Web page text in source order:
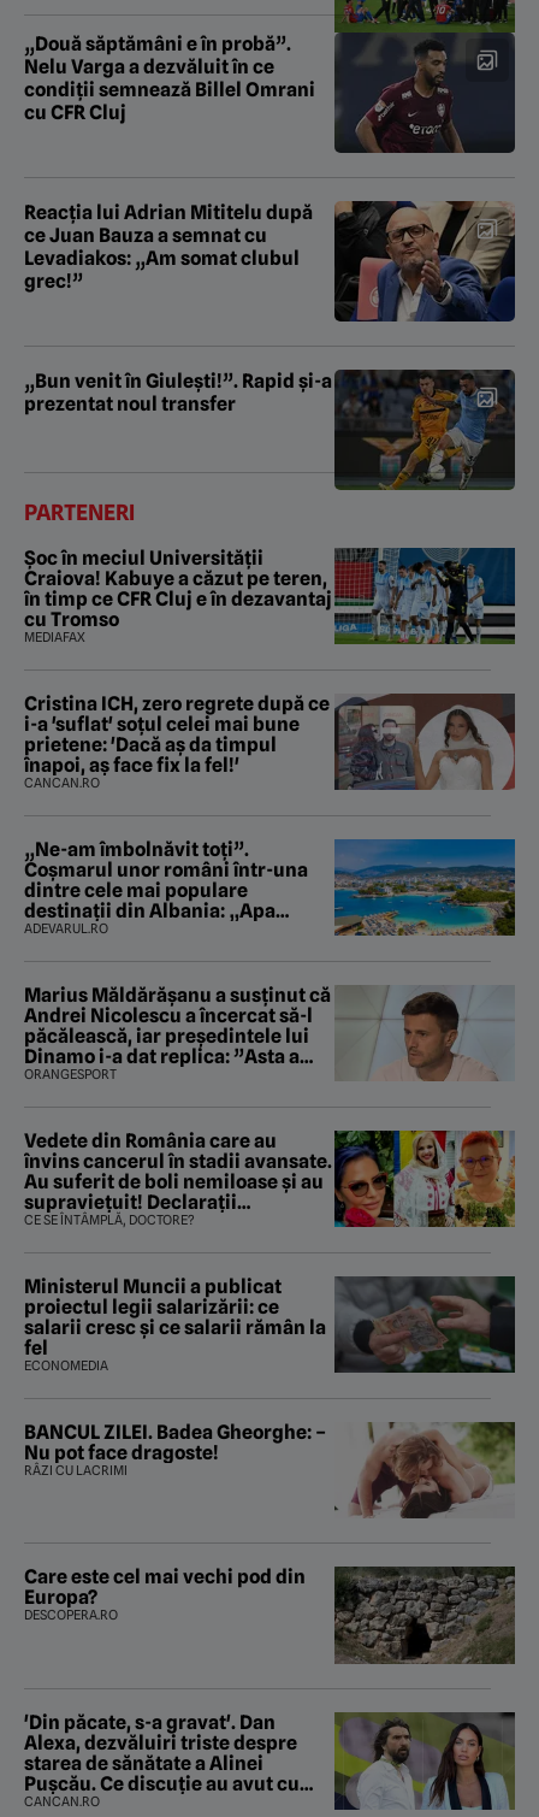
„Două săptămâni e în probă”.
Nelu Varga a dezvăluit în ce
condiții semnează Billel Omrani
cu CFR Cluj
Reacția lui Adrian Mititelu după
ce Juan Bauza a semnat cu
Levadiakos: „Am somat clubul
grec!”
„Bun venit în Giulești!”. Rapid și-a
prezentat noul transfer
PARTENERI
Șoc în meciul Universității
Craiova! Kabuye a căzut pe teren,
în timp ce CFR Cluj e în dezavantaj
cu Tromso
MEDIAFAX
Cristina ICH, zero regrete după ce
i-a 'suflat' soțul celei mai bune
prietene: 'Dacă aș da timpul
înapoi, aș face fix la fel!'
CANCAN.RO
„Ne-am îmbolnăvit toți”.
Coșmarul unor români într-una
dintre cele mai populare
destinații din Albania: „Apa
mirosea a canalizare”
ADEVARUL.RO
Marius Măldărăşanu a susţinut că
Andrei Nicolescu a încercat să-l
păcălească, iar preşedintele lui
Dinamo i-a dat replica: ”Asta a
fost istoria”
ORANGESPORT
Vedete din România care au
învins cancerul în stadii avansate.
Au suferit de boli nemiloase şi au
supravieţuit! Declarații
sfâșietoare
CE SE ÎNTÂMPLĂ, DOCTORE?
Ministerul Muncii a publicat
proiectul legii salarizării: ce
salarii cresc și ce salarii rămân la
fel
ECONOMEDIA
BANCUL ZILEI. Badea Gheorghe: –
Nu pot face dragoste!
RÂZI CU LACRIMI
Care este cel mai vechi pod din
Europa?
DESCOPERA.RO
'Din păcate, s-a gravat'. Dan
Alexa, dezvăluiri triste despre
starea de sănătate a Alinei
Pușcău. Ce discuție au avut cu
două zile în urmă
CANCAN.RO